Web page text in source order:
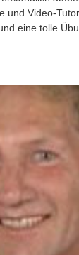
und Video-
eine tolle